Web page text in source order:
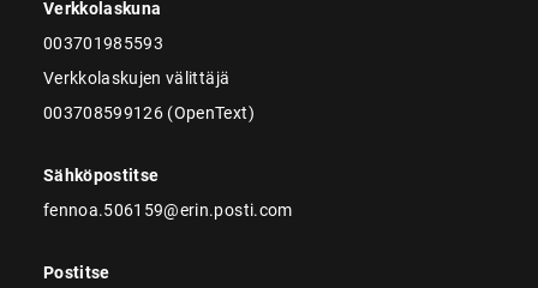
Verkkolaskuna
003701985593
Verkkolaskujen välittäjä
003708599126 (OpenText)
Sähköpostitse
fennoa.506159@erin.posti.com
Postitse